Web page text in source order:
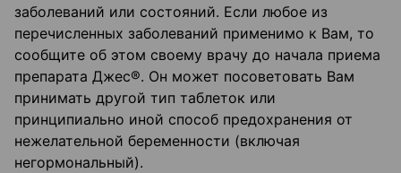
заболеваний или состояний. Если любое из
перечисленных заболеваний применимо к Вам, то
сообщите об этом своему врачу до начала приема
препарата Джес®. Он может посоветовать Вам
принимать другой тип таблеток или
принципиально иной способ предохранения от
нежелательной беременности (включая
негормональный).